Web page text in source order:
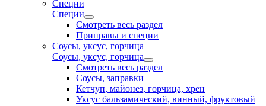
Специи
Специи
Смотреть весь раздел
Приправы и специи
Соусы, уксус, горчица
Соусы, уксус, горчица
Смотреть весь раздел
Соусы, заправки
Кетчуп, майонез, горчица, хрен
Уксус бальзамический, винный, фруктовый